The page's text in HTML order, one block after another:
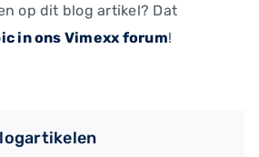
op dit blog artikel? Dat
in ons Vimexx forum!